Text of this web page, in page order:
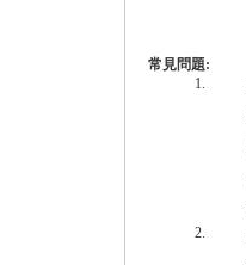
常見問題:
1.
2.